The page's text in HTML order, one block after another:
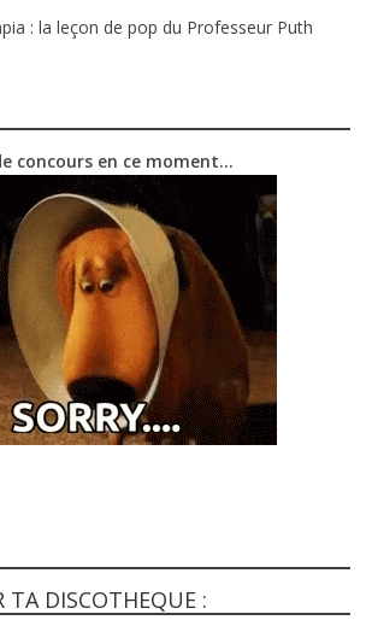
: la leçon de pop du Professeur Puth
concours en ce moment…
TA DISCOTHEQUE :